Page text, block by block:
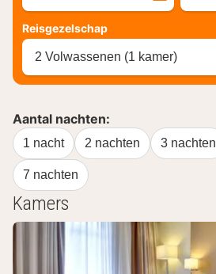
Reisgezelschap
2 Volwassenen (1 kamer)
Aantal nachten:
1 nacht 2 nachten 3 nachten
7 nachten
Kamers